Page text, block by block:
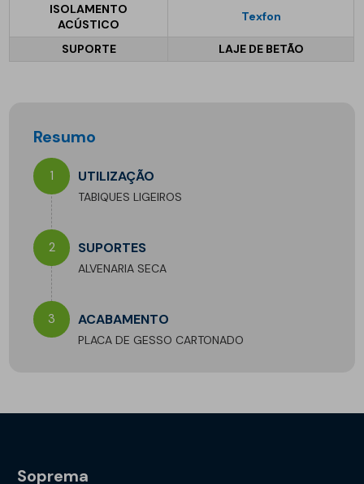
ISOLAMENTO
ACÚSTICO
Texfon
SUPORTE LAJE DE BETÃO
Resumo
1 UTILIZAÇÃO
TABIQUES LIGEIROS
2 SUPORTES
ALVENARIA SECA
3 ACABAMENTO
PLACA DE GESSO CARTONADO
Soprema